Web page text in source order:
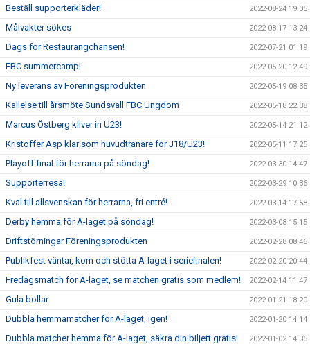
Beställ supporterkläder! 2022-08-24 19:05
Målvakter sökes 2022-08-17 13:24
Dags för Restaurangchansen! 2022-07-21 01:19
FBC summercamp! 2022-05-20 12:49
Ny leverans av Föreningsprodukten 2022-05-19 08:35
Kallelse till årsmöte Sundsvall FBC Ungdom 2022-05-18 22:38
Marcus Östberg kliver in U23! 2022-05-14 21:12
Kristoffer Asp klar som huvudtränare för J18/U23! 2022-05-11 17:25
Playoff-final för herrarna på söndag! 2022-03-30 14:47
Supporterresa! 2022-03-29 10:36
Kval till allsvenskan för herrarna, fri entré! 2022-03-14 17:58
Derby hemma för A-laget på söndag! 2022-03-08 15:15
Driftstörningar Föreningsprodukten 2022-02-28 08:46
Publikfest väntar, kom och stötta A-laget i seriefinalen! 2022-02-20 20:44
Fredagsmatch för A-laget, se matchen gratis som medlem! 2022-02-14 11:47
Gula bollar 2022-01-21 18:20
Dubbla hemmamatcher för A-laget, igen! 2022-01-20 14:14
Dubbla matcher hemma för A-laget, säkra din biljett gratis! 2022-01-02 14:35